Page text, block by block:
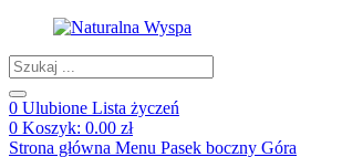
Products
search
0 Ulubione Lista życzeń
0 Koszyk: 0.00 zł
Strona główna Menu Pasek boczny Góra